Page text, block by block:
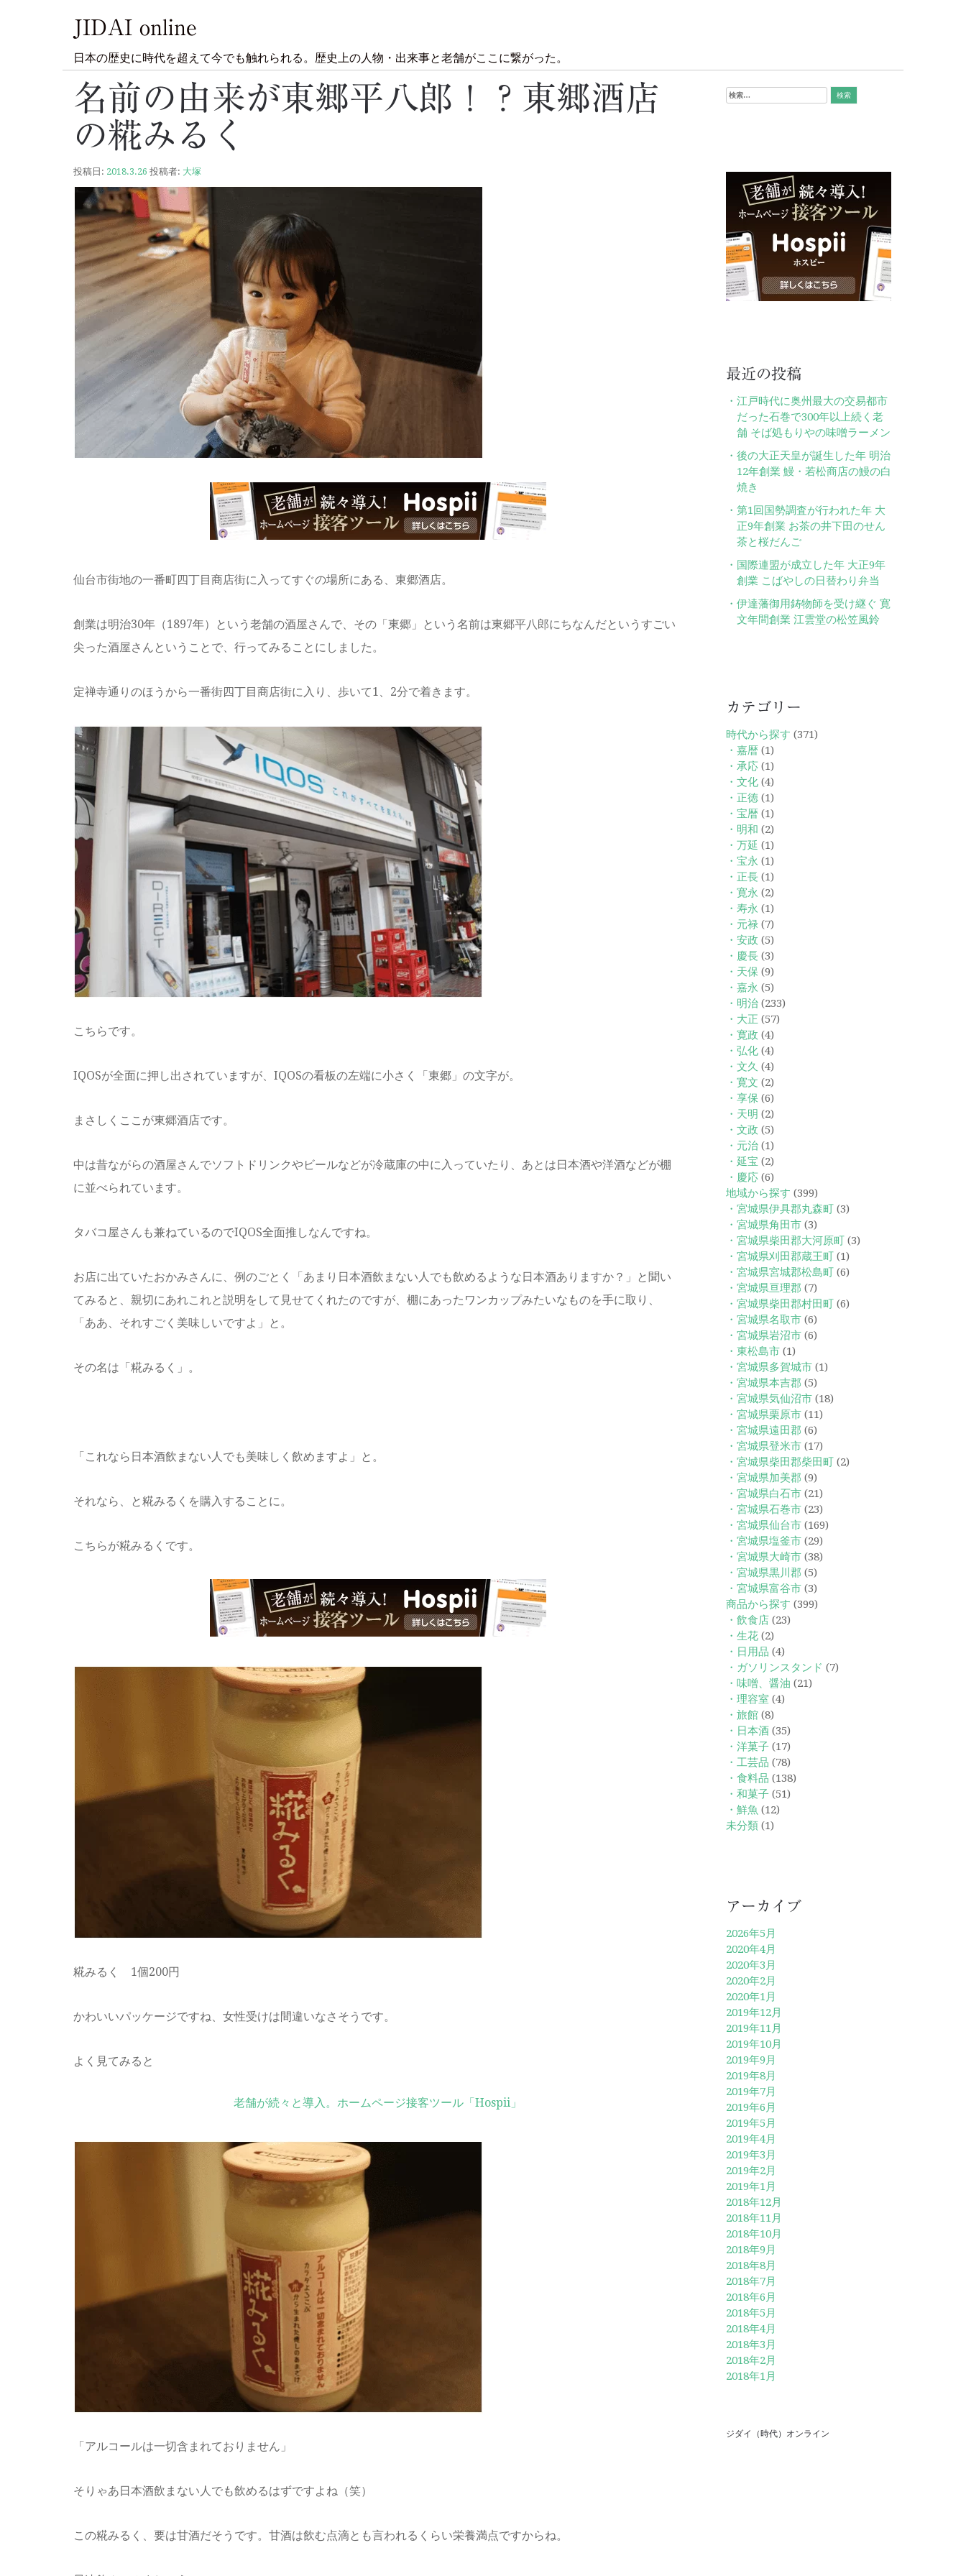
JIDAI online
日本の歴史に時代を超えて今でも触れられる。歴史上の人物・出来事と老舗がここに繋がった。
名前の由来が東郷平八郎！？東郷酒店
の糀みるく
投稿日: 2018.3.26 投稿者: 大塚
仙台市街地の一番町四丁目商店街に入ってすぐの場所にある、東郷酒店。
創業は明治30年（1897年）という老舗の酒屋さんで、その「東郷」という名前は東郷平八郎にちなんだというすごい
尖った酒屋さんということで、行ってみることにしました。
定禅寺通りのほうから一番街四丁目商店街に入り、歩いて1、2分で着きます。
こちらです。
IQOSが全面に押し出されていますが、IQOSの看板の左端に小さく「東郷」の文字が。
まさしくここが東郷酒店です。
中は昔ながらの酒屋さんでソフトドリンクやビールなどが冷蔵庫の中に入っていたり、あとは日本酒や洋酒などが棚
に並べられています。
タバコ屋さんも兼ねているのでIQOS全面推しなんですね。
お店に出ていたおかみさんに、例のごとく「あまり日本酒飲まない人でも飲めるような日本酒ありますか？」と聞い
てみると、親切にあれこれと説明をして見せてくれたのですが、棚にあったワンカップみたいなものを手に取り、
「ああ、それすごく美味しいですよ」と。
その名は「糀みるく」。
「これなら日本酒飲まない人でも美味しく飲めますよ」と。
それなら、と糀みるくを購入することに。
こちらが糀みるくです。
糀みるく 1個200円
かわいいパッケージですね、女性受けは間違いなさそうです。
よく見てみると
老舗が続々と導入。ホームページ接客ツール「Hospii」
「アルコールは一切含まれておりません」
そりゃあ日本酒飲まない人でも飲めるはずですよね（笑）
この糀みるく、要は甘酒だそうです。甘酒は飲む点滴とも言われるくらい栄養満点ですからね。
検
最近の投稿
江戸時代に奥州最大の交易都市
だった石巻で300年以上続く老
舗 そば処もりやの味噌ラーメン
後の大正天皇が誕生した年 明治
12年創業 鰻・若松商店の鰻の白
焼き
第1回国勢調査が行われた年 大
正9年創業 お茶の井下田のせん
茶と桜だんご
国際連盟が成立した年 大正9年
創業 こばやしの日替わり弁当
伊達藩御用鋳物師を受け継ぐ 寛
文年間創業 江雲堂の松笠風鈴
カテゴリー
時代から探す (371)
・嘉暦(1)
・承応(1)
・文化(4)
・正徳(1)
・宝暦(1)
・明和 (2)
・万延 (1)
・宝永 (1)
・正長(1)
・寛永 (2)
・寿永 (1)
・元禄(7)
・安政 (5)
・慶長(3)
・天保 (9)
・嘉永 (5)
・明治(233)
・大正 (57)
・寛政 (4)
・弘化(4)
・文久 (4)
・寛文 (2)
・享保 (6)
・天明 (2)
・文政 (5)
・元治(1)
・延宝 (2)
・慶応(6)
地域から探す (399)
・宮城県伊具郡丸森町(3)
・宮城県角田市(3)
・宮城県柴田郡大河原町(3)
・宮城県刈田郡蔵王町(1)
・宮城県宮城郡松島町(6)
・宮城県亘理郡 (7)
・宮城県柴田郡村田町(6)
・宮城県名取市(6)
・宮城県岩沼市(6)
・東松島市(1)
・宮城県多賀城市(1)
・宮城県本吉郡 (5)
・宮城県気仙沼市(18)
・宮城県栗原市(11)
・宮城県遠田郡 (6)
・宮城県登米市(17)
・宮城県柴田郡柴田町(2)
・宮城県加美郡 (9)
・宮城県白石市(21)
・宮城県石巻市(23)
・宮城県仙台市(169)
・宮城県塩釜市(29)
・宮城県大崎市(38)
・宮城県黒川郡 (5)
・宮城県富谷市(3)
商品から探す (399)
・飲食店(23)
・生花(2)
・日用品 (4)
・ガソリンスタンド (7)
・味噌、醤油 (21)
・理容室 (4)
・旅館(8)
・日本酒(35)
・洋菓子(17)
・工芸品 (78)
・食料品 (138)
・和菓子(51)
・鮮魚 (12)
未分類(1)
アーカイブ
2026年5月
2020年4月
2020年3月
2020年2月
2020年1月
2019年12月
2019年11月
2019年10月
2019年9月
2019年8月
2019年7月
2019年6月
2019年5月
2019年4月
2019年3月
2019年2月
2019年1月
2018年12月
2018年11月
2018年10月
2018年9月
2018年8月
2018年7月
2018年6月
2018年5月
2018年4月
2018年3月
2018年2月
2018年1月
ジダイ（時代）オンライン